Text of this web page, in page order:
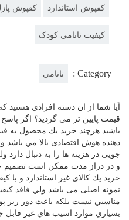
کفپوش استاندارد کفپوش
کیفیت تاتامی کودک
Category : تاتامی
آيا شما از ان دسته افرادی هستيد
قيمت پايين تر می گرديد؟ اگر
باشيد هرچند خريد يك محصول به
دهنده هوش اقتصادی بالا مي باشد
جويی در هزينه ها را به دنبال
و در دراز مدت ممكن است تصميم
خريد يك كالای غير استاندارد و با
نمونه اصلی می باشد ولي فاقد
مناسبي نيست بلكه باعث دور
بسياري موارد اسيب هاي غير قابل